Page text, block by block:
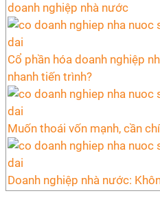
doanh nghiệp nhà nước
Cổ phần hóa doanh nghiệp
nhanh tiến trình?
Muốn thoái vốn mạnh, cần
Doanh nghiệp nhà nước: